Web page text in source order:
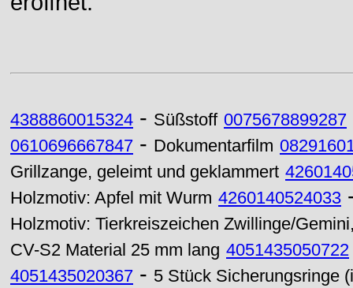
4388860015324 - Süßstoff 0075678899287
0610696667847 - Dokumentarfilm
Grillzange, geleimt und geklammert
Holzmotiv: Apfel mit Wurm 4260140524033
Holzmotiv: Tierkreiszeichen Zwillinge/
CV-S2 Material 25 mm lang 4051435050722
4051435020367 - 5 Stück Sicherungsringe